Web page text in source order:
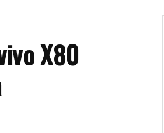
X80